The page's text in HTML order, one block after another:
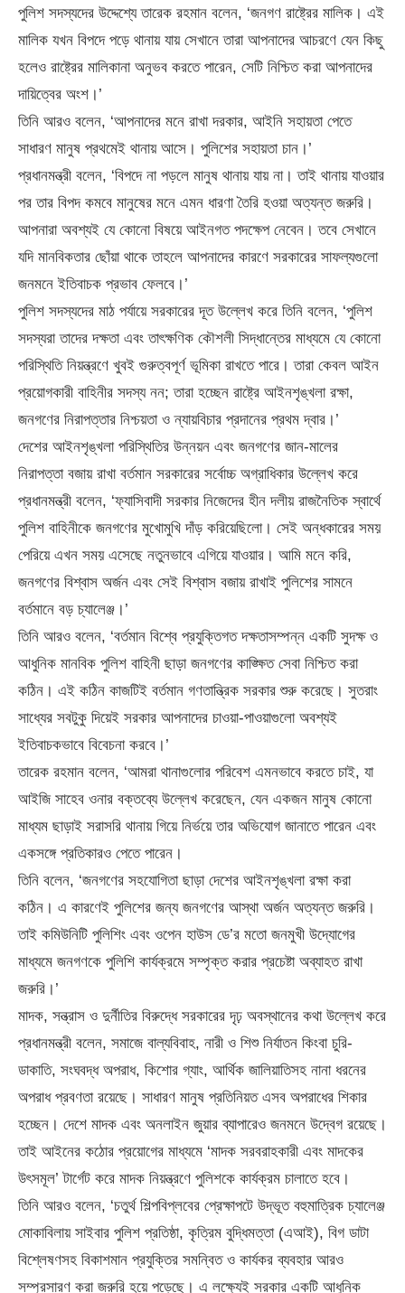
পুলিশ সদস্যদের উদ্দেশ্যে তারেক রহমান বলেন, ‘জনগণ রাষ্ট্রের মালিক। এই
মালিক যখন বিপদে পড়ে থানায় যায় সেখানে তারা আপনাদের আচরণে যেন কিছু
হলেও রাষ্ট্রের মালিকানা অনুভব করতে পারেন, সেটি নিশ্চিত করা আপনাদের
দায়িত্বের অংশ।’
তিনি আরও বলেন, ‘আপনাদের মনে রাখা দরকার, আইনি সহায়তা পেতে
সাধারণ মানুষ প্রথমেই থানায় আসে। পুলিশের সহায়তা চান।’
প্রধানমন্ত্রী বলেন, ‘বিপদে না পড়লে মানুষ থানায় যায় না। তাই থানায় যাওয়ার
পর তার বিপদ কমবে মানুষের মনে এমন ধারণা তৈরি হওয়া অত্যন্ত জরুরি।
আপনারা অবশ্যই যে কোনো বিষয়ে আইনগত পদক্ষেপ নেবেন। তবে সেখানে
যদি মানবিকতার ছোঁয়া থাকে তাহলে আপনাদের কারণে সরকারের সাফল্যগুলো
জনমনে ইতিবাচক প্রভাব ফেলবে।’
পুলিশ সদস্যদের মাঠ পর্যায়ে সরকারের দূত উল্লেখ করে তিনি বলেন, ‘পুলিশ
সদস্যরা তাদের দক্ষতা এবং তাৎক্ষণিক কৌশলী সিদ্ধান্তের মাধ্যমে যে কোনো
পরিস্থিতি নিয়ন্ত্রণে খুবই গুরুত্বপূর্ণ ভূমিকা রাখতে পারে। তারা কেবল আইন
প্রয়োগকারী বাহিনীর সদস্য নন; তারা হচ্ছেন রাষ্ট্রে আইনশৃঙ্খলা রক্ষা,
জনগণের নিরাপত্তার নিশ্চয়তা ও ন্যায়বিচার প্রদানের প্রথম দ্বার।’
দেশের আইনশৃঙ্খলা পরিস্থিতির উন্নয়ন এবং জনগণের জান-মালের
নিরাপত্তা বজায় রাখা বর্তমান সরকারের সর্বোচ্চ অগ্রাধিকার উল্লেখ করে
প্রধানমন্ত্রী বলেন, ‘ফ্যাসিবাদী সরকার নিজেদের হীন দলীয় রাজনৈতিক স্বার্থে
পুলিশ বাহিনীকে জনগণের মুখোমুখি দাঁড় করিয়েছিলো। সেই অন্ধকারের সময়
পেরিয়ে এখন সময় এসেছে নতুনভাবে এগিয়ে যাওয়ার। আমি মনে করি,
জনগণের বিশ্বাস অর্জন এবং সেই বিশ্বাস বজায় রাখাই পুলিশের সামনে
বর্তমানে বড় চ্যালেঞ্জ।’
তিনি আরও বলেন, ‘বর্তমান বিশ্বে প্রযুক্তিগত দক্ষতাসম্পন্ন একটি সুদক্ষ ও
আধুনিক মানবিক পুলিশ বাহিনী ছাড়া জনগণের কাঙ্ক্ষিত সেবা নিশ্চিত করা
কঠিন। এই কঠিন কাজটিই বর্তমান গণতান্ত্রিক সরকার শুরু করেছে। সুতরাং
সাধ্যের সবটুকু দিয়েই সরকার আপনাদের চাওয়া-পাওয়াগুলো অবশ্যই
ইতিবাচকভাবে বিবেচনা করবে।’
তারেক রহমান বলেন, ‘আমরা থানাগুলোর পরিবেশ এমনভাবে করতে চাই, যা
আইজি সাহেব ওনার বক্তব্যে উল্লেখ করেছেন, যেন একজন মানুষ কোনো
মাধ্যম ছাড়াই সরাসরি থানায় গিয়ে নির্ভয়ে তার অভিযোগ জানাতে পারেন এবং
একসঙ্গে প্রতিকারও পেতে পারেন।
তিনি বলেন, ‘জনগণের সহযোগিতা ছাড়া দেশের আইনশৃঙ্খলা রক্ষা করা
কঠিন। এ কারণেই পুলিশের জন্য জনগণের আস্থা অর্জন অত্যন্ত জরুরি।
তাই কমিউনিটি পুলিশিং এবং ওপেন হাউস ডে’র মতো জনমুখী উদ্যোগের
মাধ্যমে জনগণকে পুলিশি কার্যক্রমে সম্পৃক্ত করার প্রচেষ্টা অব্যাহত রাখা
জরুরি।’
মাদক, সন্ত্রাস ও দুর্নীতির বিরুদ্ধে সরকারের দৃঢ় অবস্থানের কথা উল্লেখ করে
প্রধানমন্ত্রী বলেন, সমাজে বাল্যবিবাহ, নারী ও শিশু নির্যাতন কিংবা চুরি-
ডাকাতি, সংঘবদ্ধ অপরাধ, কিশোর গ্যাং, আর্থিক জালিয়াতিসহ নানা ধরনের
অপরাধ প্রবণতা রয়েছে। সাধারণ মানুষ প্রতিনিয়ত এসব অপরাধের শিকার
হচ্ছেন। দেশে মাদক এবং অনলাইন জুয়ার ব্যাপারেও জনমনে উদ্বেগ রয়েছে।
তাই আইনের কঠোর প্রয়োগের মাধ্যমে ‘মাদক সরবরাহকারী এবং মাদকের
উৎসমূল’ টার্গেট করে মাদক নিয়ন্ত্রণে পুলিশকে কার্যক্রম চালাতে হবে।
তিনি আরও বলেন, ‘চতুর্থ শিল্পবিপ্লবের প্রেক্ষাপটে উদ্ভূত বহুমাত্রিক চ্যালেঞ্জ
মোকাবিলায় সাইবার পুলিশ প্রতিষ্ঠা, কৃত্রিম বুদ্ধিমত্তা (এআই), বিগ ডাটা
বিশ্লেষণসহ বিকাশমান প্রযুক্তির সমন্বিত ও কার্যকর ব্যবহার আরও
সম্প্রসারণ করা জরুরি হয়ে পড়েছে। এ লক্ষ্যেই সরকার একটি আধুনিক